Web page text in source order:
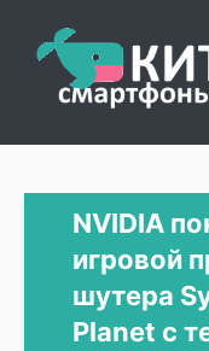
NVIDIA
игровой
шутера
Planet с